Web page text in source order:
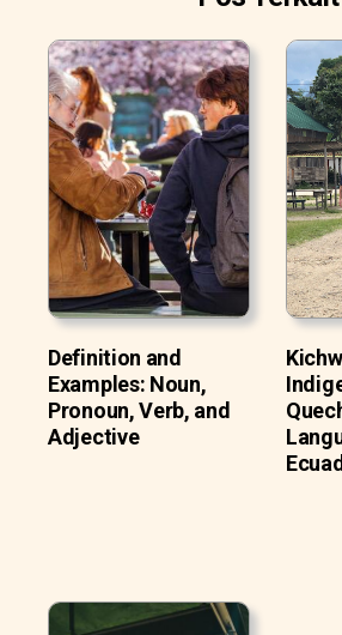
Definition and
Examples: Noun,
Pronoun, Verb, and
Adjective